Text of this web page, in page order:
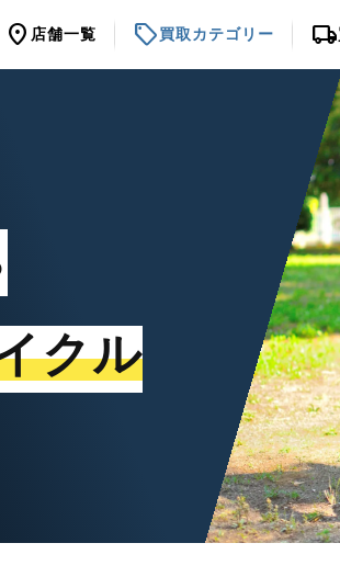
location_on 店舗一覧 sell買取カテゴリー local_shipping
クル